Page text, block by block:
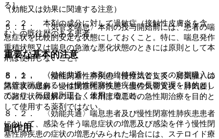
る］。
２．２． 本剤の成分に対して過敏症（接触性皮膚炎を含
む）の既往歴のある患者。
重要な基本的注意
８．１． 〈効能共通〉本剤の維持療法としての定期吸入は
気管支喘息あるいは慢性閉塞性肺疾患の長期管理を目的とし
ており、毎日規則正しく使用すること。
８．２． 〈効能共通〉喘息患者及び慢性閉塞性肺疾患患者
において、感染を伴う喘息症状の増悪及び感染を伴う慢性閉
塞性肺疾患の症状の増悪がみられた場合には、ステロイド療
（効能又は効果に関連する注意）
５．１． 〈気管支喘息〉本剤の投与開始前には、患者の喘
息症状を比較的安定な状態にしておくこと。特に、喘息発作
重積状態又は喘息の急激な悪化状態のときには原則として本
剤は使用しないこと。
５．２． 〈慢性閉塞性肺疾患（慢性気管支炎・肺気腫）の
諸症状の緩解〉慢性閉塞性肺疾患（慢性気管支炎・肺気腫）
の諸症状の緩解の場合、本剤は増悪時の急性期治療を目的と
して使用する薬剤ではない。
副作用